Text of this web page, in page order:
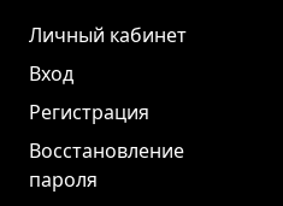
Личный кабинет
Вход
Регистрация
Восстановление
пароля